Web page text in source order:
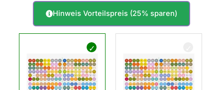
Hinweis Vorteilspreis (25% sparen)